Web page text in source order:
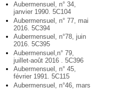
Aubermensuel, n° 34,
janvier 1990. 5C104
Aubermensuel, n° 77, mai
2016. 5C394
Aubermensuel, n°78, juin
2016. 5C395
Aubermensuel,n° 79,
juillet-août 2016 . 5C396
Aubermensuel, n° 45,
février 1991. 5C115
Aubermensuel, n°46, mars